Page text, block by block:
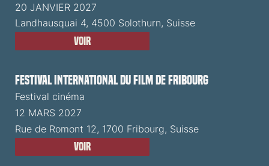
20 JANVIER 2027
Landhausquai 4, 4500 Solothurn, Suisse
Voir
Festival International du Film de Fribourg
Festival cinéma
12 MARS 2027
Rue de Romont 12, 1700 Fribourg, Suisse
Voir